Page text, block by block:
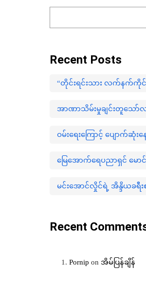
Recent Posts
“တိုင်းရင်းသား လက်နက်ကိုင်
အာဏာသိမ်းမှုချင်းတူသော်လ
ဝမ်းရေးကြောင့် ပျောက်
မြေအောက်ရေပညာရှင် မော
မင်းအောင်လှိုင်ရဲ့ အိန္ဒိယခရီ
Recent
Pornip on အိမ်ပြန်ချိန်